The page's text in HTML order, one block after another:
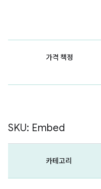
가격 책정
SKU: Embed
카테고리